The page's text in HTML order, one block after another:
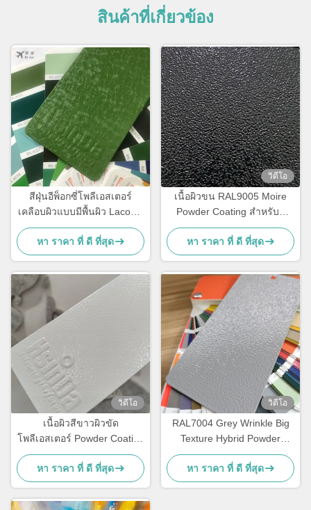
สินค้าที่เกี่ยวข้อง
สีฝุ่นอีพ็อกซี่โพลีเอสเตอร์
เคลือบผิวแบบมีพื้นผิว Lacoste
สำหรับผลิตภัณฑ์โลหะ
หา ราคา ที่ ดี ที่สุด
วิดีโอ
เนื้อผิวขน RAL9005 Moire
Powder Coating สําหรับตู้
ไฟฟ้าผ่านการพ่นไฟฟ้า
หา ราคา ที่ ดี ที่สุด
วิดีโอ
เนื้อผิวสีขาวผิวขัด
โพลีเอสเตอร์ Powder Coating
60-80um สําหรับโลหะ
หา ราคา ที่ ดี ที่สุด
วิดีโอ
RAL7004 Grey Wrinkle Big
Texture Hybrid Powder
Coating Paint for metal
coating
หา ราคา ที่ ดี ที่สุด